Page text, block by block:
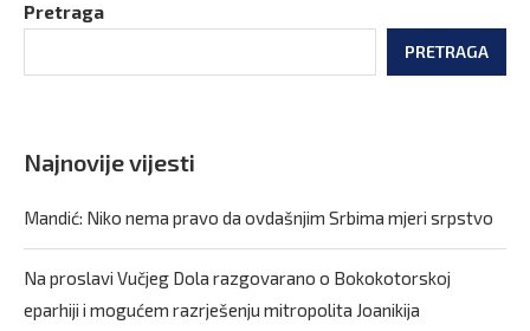
Pretraga
PRETRAGA
Najnovije vijesti
Mandić: Niko nema pravo da ovdašnjim Srbima mjeri srpstvo
Na proslavi Vučjeg Dola razgovarano o Bokokotorskoj
eparhiji i mogućem razrješenju mitropolita Joanikija